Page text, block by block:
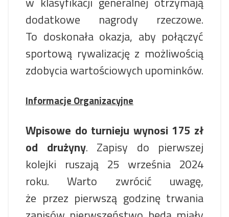
dodatkowe nagrody rzeczowe.
To doskonała okazja, aby połączyć
sportową rywalizację z możliwością
zdobycia wartościowych upominków.
Informacje Organizacyjne
Wpisowe do turnieju wynosi 175 zł
od drużyny. Zapisy do pierwszej
kolejki ruszają 25 września 2024
roku. Warto zwrócić uwagę,
że przez pierwszą godzinę trwania